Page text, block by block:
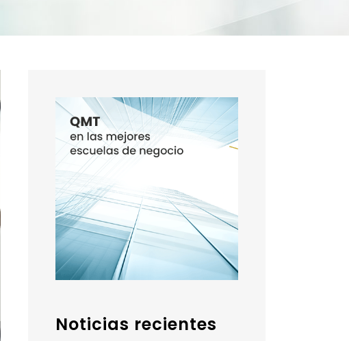
Noticias recientes